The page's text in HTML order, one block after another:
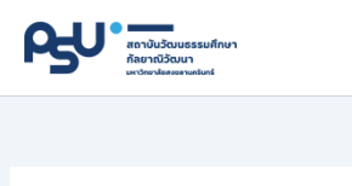
content